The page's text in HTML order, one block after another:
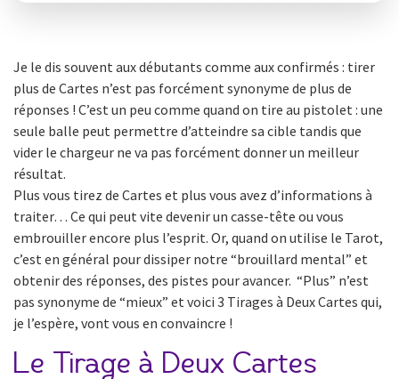
Je le dis souvent aux débutants comme aux confirmés : tirer
plus de Cartes n’est pas forcément synonyme de plus de
réponses ! C’est un peu comme quand on tire au pistolet : une
seule balle peut permettre d’atteindre sa cible tandis que
vider le chargeur ne va pas forcément donner un meilleur
résultat.
Plus vous tirez de Cartes et plus vous avez d’informations à
traiter… Ce qui peut vite devenir un casse-tête ou vous
embrouiller encore plus l’esprit. Or, quand on utilise le Tarot,
c’est en général pour dissiper notre “brouillard mental” et
obtenir des réponses, des pistes pour avancer. “Plus” n’est
pas synonyme de “mieux” et voici 3 Tirages à Deux Cartes qui,
je l’espère, vont vous en convaincre !
Le Tirage à Deux Cartes